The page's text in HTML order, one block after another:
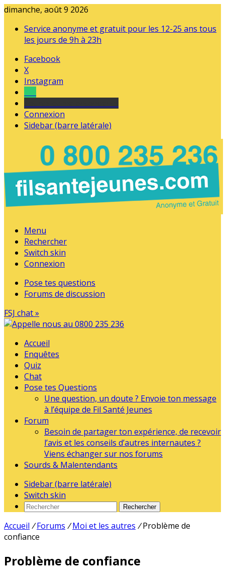
dimanche, août 9 2026
Service anonyme et gratuit pour les 12-25 ans tous
les jours de 9h à 23h
Facebook
X
Instagram
Connexion
Sidebar (barre latérale)
Menu
Rechercher
Switch skin
Connexion
Pose tes questions
Forums de discussion
FSJ chat »
Accueil
Enquêtes
Quiz
Chat
Pose tes Questions
Une question, un doute ? Envoie ton message
à l’équipe de Fil Santé Jeunes
Forum
Besoin de partager ton expérience, de recevoir
l’avis et les conseils d’autres internautes ?
Viens échanger sur nos forums
Sourds & Malentendants
Sidebar (barre latérale)
Switch skin
Rechercher
Accueil / Forums / Moi et les autres / Problème de
confiance
Problème de confiance